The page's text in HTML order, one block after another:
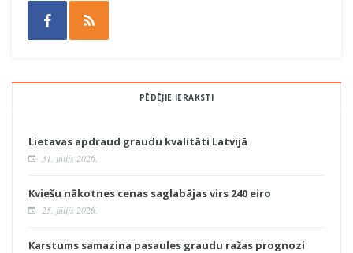
PĒDĒJIE IERAKSTI
Lietavas apdraud graudu kvalitāti Latvijā
31. jūlijs 2026.
Kviešu nākotnes cenas saglabājas virs 240 eiro
25. jūlijs 2026.
Karstums samazina pasaules graudu ražas prognozi